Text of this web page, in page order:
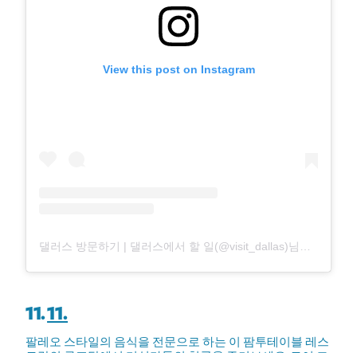
View this post on Instagram
11.11.
팔레오 스타일의 음식을 전문으로 하는 이 팜투테이블 레스